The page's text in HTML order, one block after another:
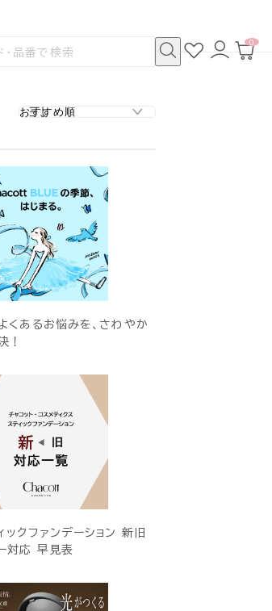
お
気
ロ
グ
カ
0
くあるお悩みを、さわやか
！
ックファンデーション 新旧
対応 早見表